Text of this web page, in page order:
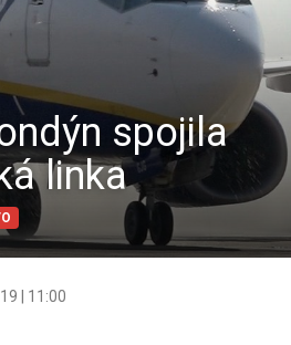
spojila
linka
| 11:00